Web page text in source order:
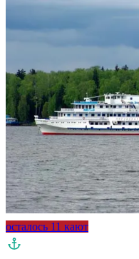
осталось 11 кают